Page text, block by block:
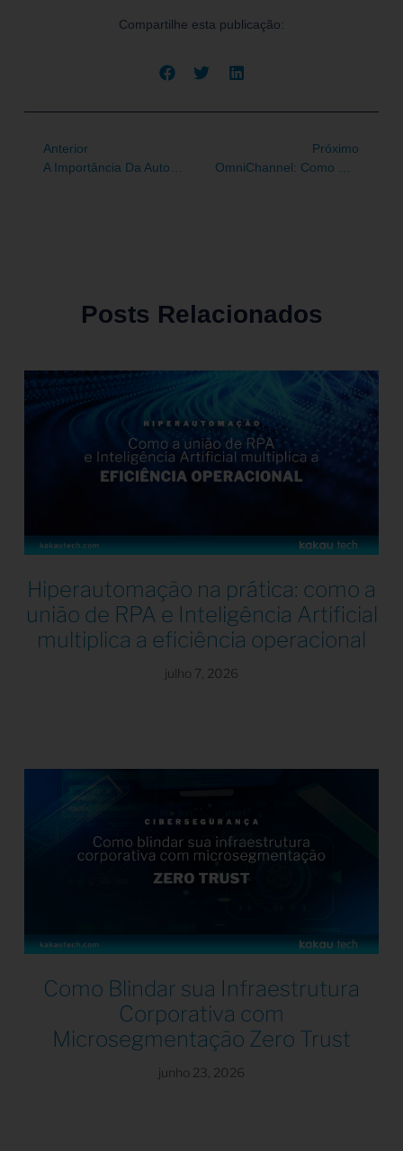
Compartilhe esta publicação:
Anterior
Próximo
Posts Relacionados
Hiperautomação na prática: como a
união de RPA e Inteligência Artificial
multiplica a eficiência operacional
julho 7, 2026
Como Blindar sua Infraestrutura
Corporativa com
Microsegmentação Zero Trust
junho 23, 2026